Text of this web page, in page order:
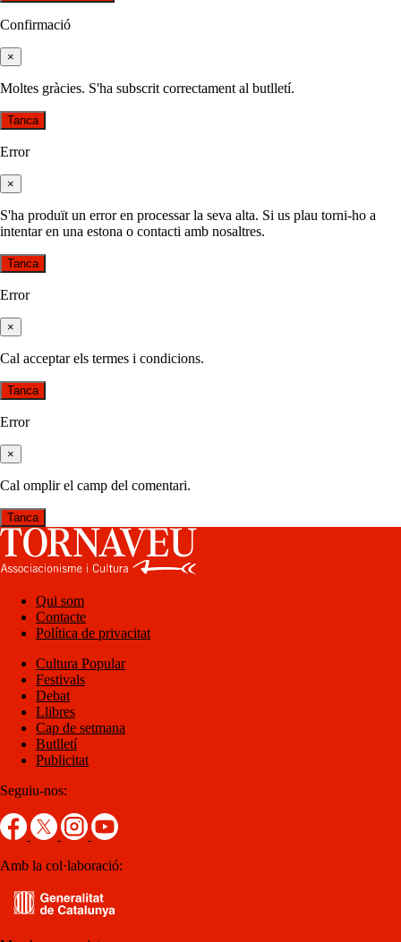
Confirmació
×
Moltes gràcies. S'ha subscrit correctament al butlletí.
Tanca
Error
×
S'ha produït un error en processar la seva alta. Si us plau torni-ho a
intentar en una estona o contacti amb nosaltres.
Tanca
Error
×
Cal acceptar els termes i condicions.
Tanca
Error
×
Cal omplir el camp del comentari.
Tanca
Qui som
Contacte
Política de privacitat
Cultura Popular
Festivals
Debat
Llibres
Cap de setmana
Butlletí
Publicitat
Seguiu-nos:
Amb la col·laboració: